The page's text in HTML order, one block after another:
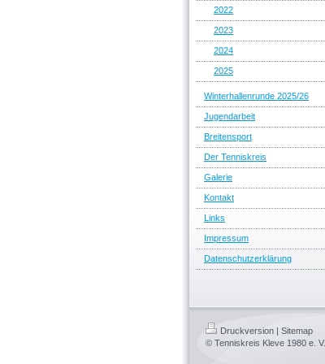
2022
2023
2024
2025
Winterhallenrunde 2025/26
Jugendarbeit
Breitensport
Der Tenniskreis
Galerie
Kontakt
Links
Impressum
Datenschutzerklärung
Druckversion | Sitemap
© Tenniskreis Kleve 1980 e. V.